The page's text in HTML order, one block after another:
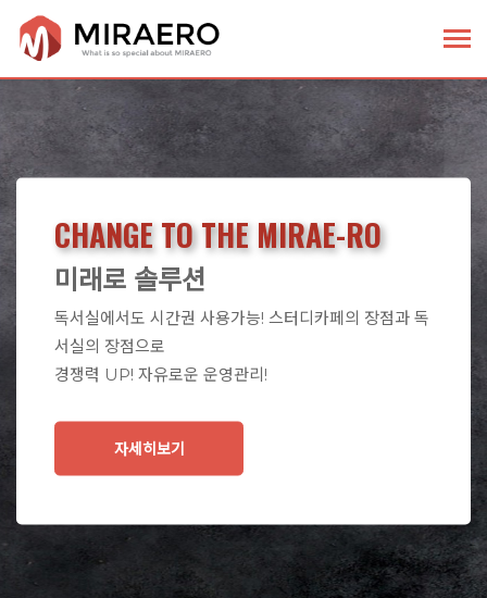
CHANGE TO THE MIRAE-RO
미래로 솔루션
독서실에서도 시간권 사용가능! 스터디카페의 장점과 독
서실의 장점으로
경쟁력 UP! 자유로운 운영관리!
자세히보기